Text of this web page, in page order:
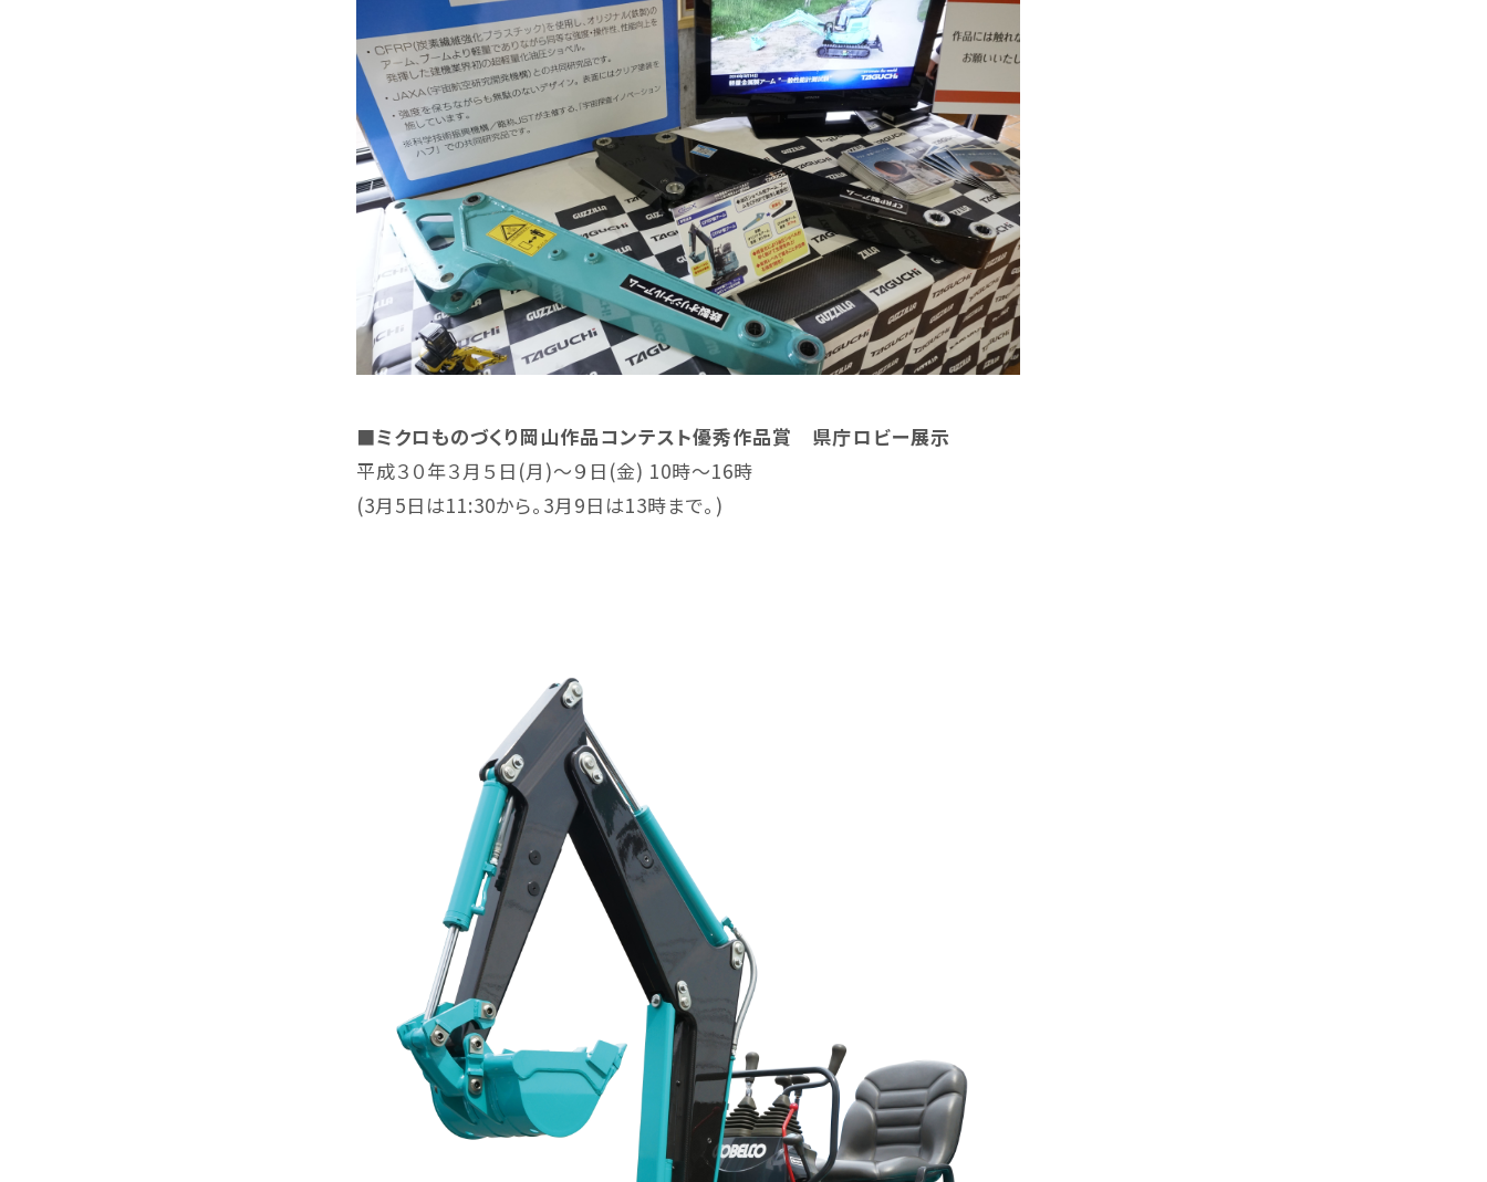
■ミクロものづくり岡山作品コンテスト優秀作品賞 県庁ロビー展示
平成３０年３月５日(月)～９日(金) 10時～16時
(3月5日は11:30から。3月9日は13時まで。)